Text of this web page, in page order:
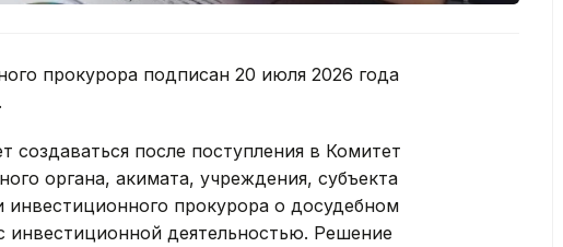
прокурора подписан 20 июля 2026 года
создаваться после поступления в Комитет
органа, акимата, учреждения, субъекта
инвестиционного прокурора о досудебном
инвестиционной деятельностью. Решение